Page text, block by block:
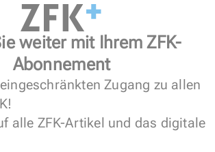
weiter mit Ihrem ZFK-
Abonnement
Zugang zu allen
alle ZFK-Artikel und das digitale